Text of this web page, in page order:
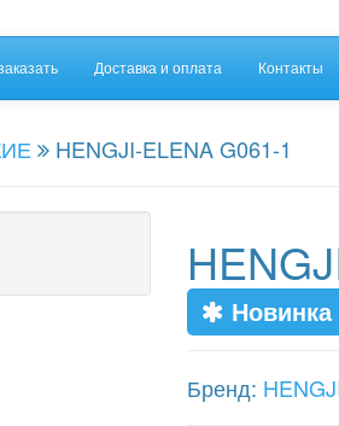
Доставка и оплата Контакты
HENGJI-ELENA G061-1
Новинка
Бренд: